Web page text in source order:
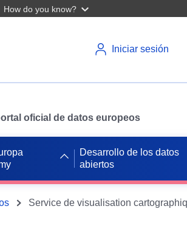
How do you know?
Iniciar sesión
oficial de datos europeos
Desarrollo de los datos
abiertos